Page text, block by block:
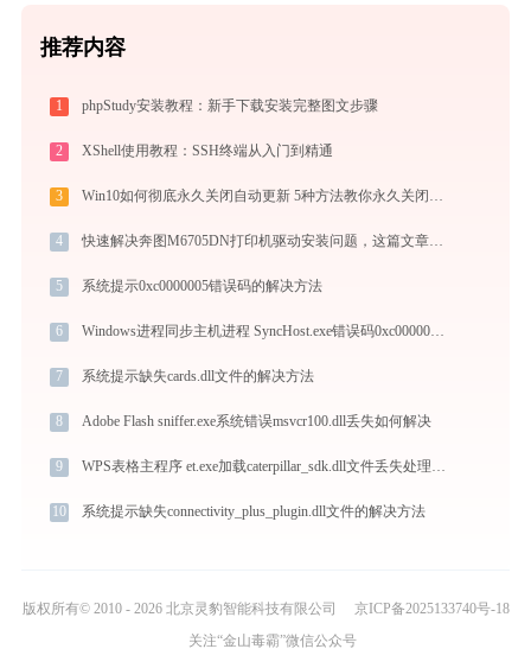
推荐内容
1 phpStudy安装教程：新手下载安装完整图文步骤
2 XShell使用教程：SSH终端从入门到精通
3 Win10如何彻底永久关闭自动更新 5种方法教你永久关闭win10自动更新
4 快速解决奔图M6705DN打印机驱动安装问题，这篇文章告诉你方法
5 系统提示0xc0000005错误码的解决方法
6 Windows进程同步主机进程 SyncHost.exe错误码0xc0000005处理办法
7 系统提示缺失cards.dll文件的解决方法
8 Adobe Flash sniffer.exe系统错误msvcr100.dll丢失如何解决
9 WPS表格主程序 et.exe加载caterpillar_sdk.dll文件丢失处理办法
10 系统提示缺失connectivity_plus_plugin.dll文件的解决方法
版权所有© 2010 - 2026 北京灵豹智能科技有限公司
京ICP备2025133740号-18
关注“金山毒霸”微信公众号